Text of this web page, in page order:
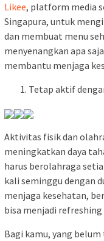
Likee, platform media
Singapura, untuk
dan membuat menu
menyenangkan apa
membantu menjaga
Tetap aktif
Aktivitas fisik dan
meningkatkan daya
harus berolahraga
kali seminggu dengan
menjaga kesehatan,
bisa menjadi
Bagi kamu, yang